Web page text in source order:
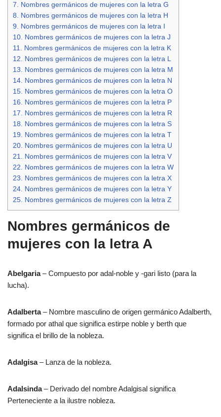
7. Nombres germánicos de mujeres con la letra G
8. Nombres germánicos de mujeres con la letra H
9. Nombres germánicos de mujeres con la letra I
10. Nombres germánicos de mujeres con la letra J
11. Nombres germánicos de mujeres con la letra K
12. Nombres germánicos de mujeres con la letra L
13. Nombres germánicos de mujeres con la letra M
14. Nombres germánicos de mujeres con la letra N
15. Nombres germánicos de mujeres con la letra O
16. Nombres germánicos de mujeres con la letra P
17. Nombres germánicos de mujeres con la letra R
18. Nombres germánicos de mujeres con la letra S
19. Nombres germánicos de mujeres con la letra T
20. Nombres germánicos de mujeres con la letra U
21. Nombres germánicos de mujeres con la letra V
22. Nombres germánicos de mujeres con la letra W
23. Nombres germánicos de mujeres con la letra X
24. Nombres germánicos de mujeres con la letra Y
25. Nombres germánicos de mujeres con la letra Z
Nombres germánicos de
mujeres con la letra A
Abelgaria– Compuesto por adal-noble y -gari listo (para la
lucha).
Adalberta– Nombre masculino de origen germánico Adalberth,
formado por athal que significa estirpe noble y berth que
significa el brillo de la nobleza.
Adalgisa– Lanza de la nobleza.
Adalsinda– Derivado del nombre Adalgisal significa
Perteneciente a la ilustre nobleza.